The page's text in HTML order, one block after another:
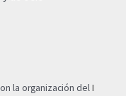
la organización delI